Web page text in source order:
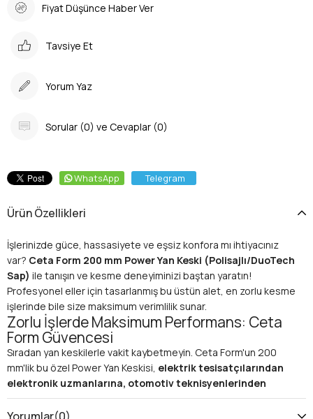
Fiyat Düşünce Haber Ver
Tavsiye Et
Yorum Yaz
Sorular (0) ve Cevaplar (0)
WhatsApp Telegram
Ürün Özellikleri
İşlerinizde güce, hassasiyete ve eşsiz konfora mı ihtiyacınız
var? Ceta Form 200 mm Power Yan Keski (Polisajlı/DuoTech
Sap) ile tanışın ve kesme deneyiminizi baştan yaratın!
Profesyonel eller için tasarlanmış bu üstün alet, en zorlu kesme
işlerinde bile size maksimum verimlilik sunar.
Zorlu İşlerde Maksimum Performans: Ceta
Form Güvencesi
Sıradan yan keskilerle vakit kaybetmeyin. Ceta Form'un 200
mm'lik bu özel Power Yan Keskisi, elektrik tesisatçılarından
elektronik uzmanlarına, otomotiv teknisyenlerinden
genel atölye kullanıcılarınakadar geniş bir yelpazede
profesyonellerin vazgeçilmezi olmaya aday. Güçlendirilmiş